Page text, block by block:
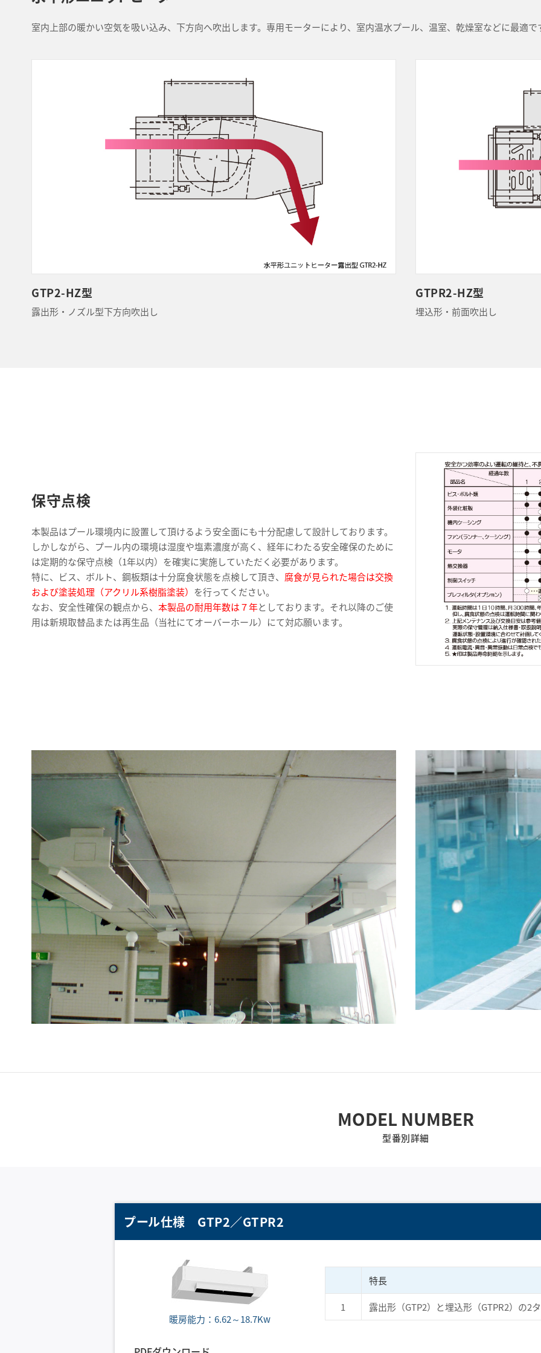
室内上部の暖かい空気を吸い込み、下方向へ吹出します。専用モーターにより、室内温水プール、温室、乾燥室などに最適で
GTP2-HZ型
露出形・ノズル型下方向吹出し
GTPR2-HZ型
埋込形・前面吹出し
保守点検
本製品はプール環境内に設置して頂けるよう安全面にも十分配慮して設計しております。
しかしながら、プール内の環境は湿度や塩素濃度が高く、経年にわたる安全確保のために
は定期的な保守点検（1年以内）を確実に実施していただく必要があります。
特に、ビス、ボルト、鋼板類は十分腐食状態を点検して頂き、 腐食が見られた場合は交換
および塗装処理（アクリル系樹脂塗装） を行ってください。
なお、安全性確保の観点から、 本製品の耐用年数は７年としております。それ以降のご使
用は新規取替品または再生品（当社にてオーバーホール）にて対応願います。
MODEL NUMBER
型番別詳細
プール仕様 GTP2／GTPR2
暖房能力：6.62～18.7Kw
特長
1
露出形（GTP2）と埋込形（GTPR2）の2